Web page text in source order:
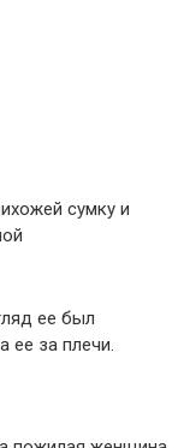
сумку и
ее был
ее за плечи.